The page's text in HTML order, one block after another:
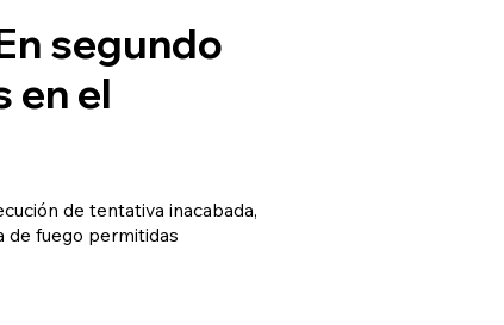
segundo
en el
de tentativa inacabada,
de fuego permitidas